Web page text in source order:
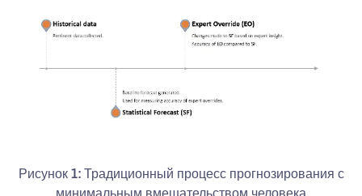
Рисунок 1: Традиционный процесс прогнозирования с